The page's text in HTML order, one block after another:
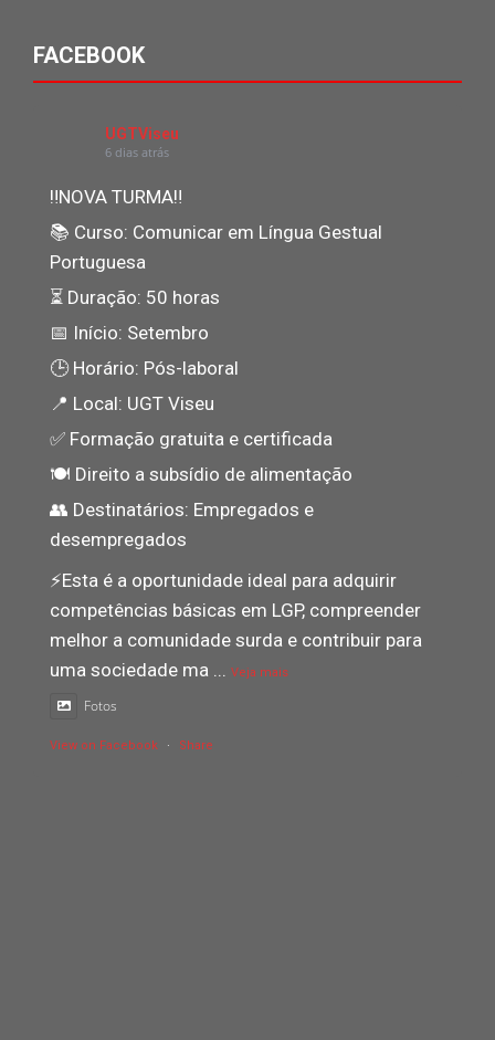
FACEBOOK
UGTViseu
6 dias atrás
‼NOVA TURMA‼
📚 Curso: Comunicar em Língua Gestual
Portuguesa
⏳ Duração: 50 horas
📅 Início: Setembro
🕒 Horário: Pós-laboral
📍 Local: UGT Viseu
✅ Formação gratuita e certificada
🍽️ Direito a subsídio de alimentação
👥 Destinatários: Empregados e
desempregados
⚡️Esta é a oportunidade ideal para adquirir
competências básicas em LGP, compreender
melhor a comunidade surda e contribuir para
uma sociedade ma ... Veja mais
Fotos
View on Facebook · Share